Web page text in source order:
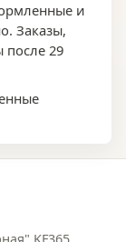
и
Заказы,
после 29